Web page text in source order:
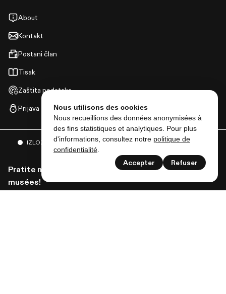
About
Kontakt
Postani član
Tisak
Zaštita podataka
Prijava
IZLOŽBE DOGAĐAJI I MNOGO VIŠE
Pratite nas da biste dobili sve vijesti od Lausanne
musées!
Nous utilisons des cookies
Nous recueillions des données anonymisées à
des fins statistiques et analytiques. Pour plus
d'informations, consultez notre politique de
confidentialité
Accepter Refuser